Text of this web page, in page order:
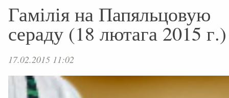
Гамілія на Папяльцовую
сераду (18 лютага 2015 г.)
17.02.2015 11:02